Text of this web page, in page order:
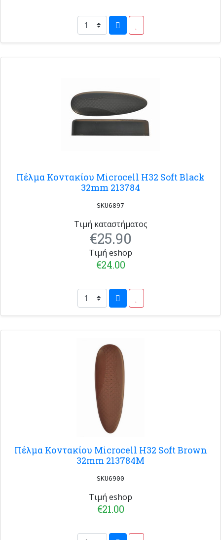
Πέλμα Κοντακίου Microcell H32 Soft Black
32mm 213784
SKU6897
Τιμή καταστήματος
€25.90
Τιμή eshop
€24.00
Πέλμα Κοντακίου Microcell H32 Soft Brown
32mm 213784M
SKU6900
Τιμή eshop
€21.00